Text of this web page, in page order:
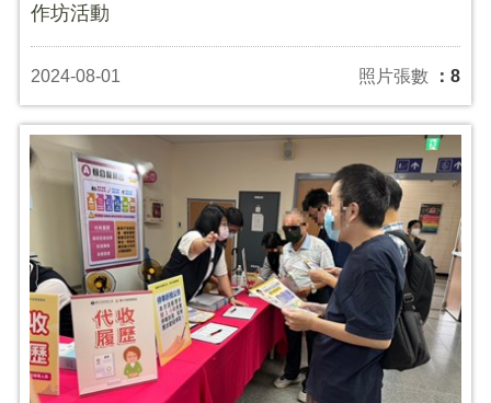
作坊活動
2024-08-01 照片張數 ：8